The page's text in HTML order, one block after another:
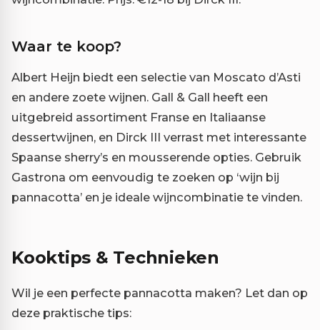
Waar te koop?
Albert Heijn biedt een selectie van Moscato d’Asti
en andere zoete wijnen. Gall & Gall heeft een
uitgebreid assortiment Franse en Italiaanse
dessertwijnen, en Dirck III verrast met interessante
Spaanse sherry’s en mousserende opties. Gebruik
Gastrona om eenvoudig te zoeken op ‘wijn bij
pannacotta’ en je ideale wijncombinatie te vinden.
Kooktips & Technieken
Wil je een perfecte pannacotta maken? Let dan op
deze praktische tips: